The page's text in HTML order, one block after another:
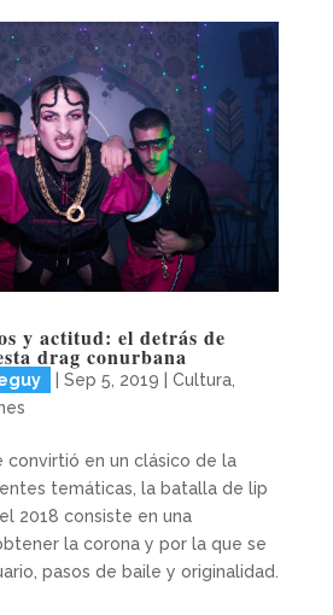
y actitud: el detrás de
drag conurbana
Sep 5, 2019 Cultura,
convirtió en un clásico de la
temáticas, la batalla de lip
2018 consiste en una
la corona y por la que se
pasos de baile y originalidad.